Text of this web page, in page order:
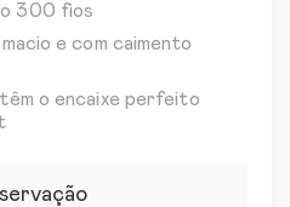
300 fios
e com caimento
o encaixe perfeito